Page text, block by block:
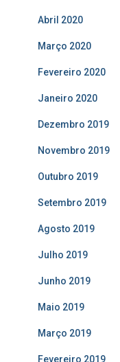
Abril 2020
Março 2020
Fevereiro 2020
Janeiro 2020
Dezembro 2019
Novembro 2019
Outubro 2019
Setembro 2019
Agosto 2019
Julho 2019
Junho 2019
Maio 2019
Março 2019
Fevereiro 2019